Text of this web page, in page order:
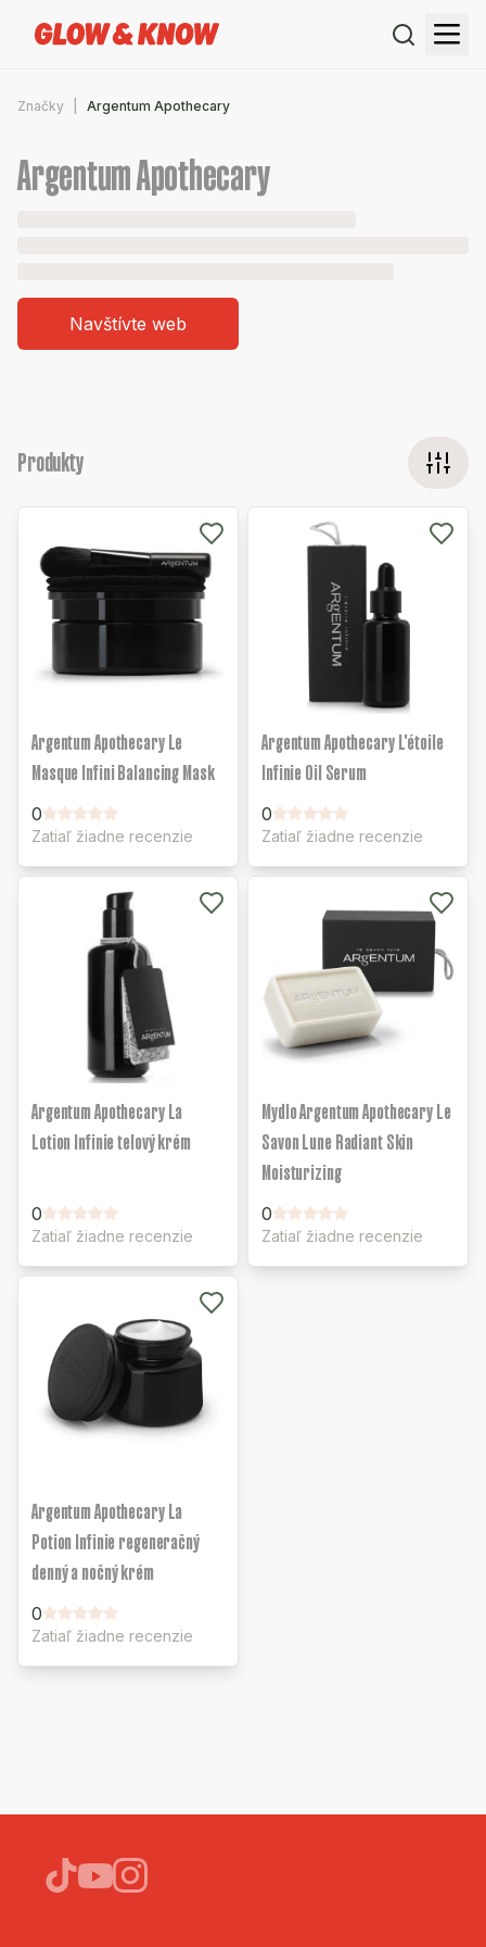
Značky Argentum Apothecary
Argentum Apothecary
Navštívte web
Produkty
Argentum Apothecary Le
Masque Infini Balancing Mask
0
Zatiaľ žiadne recenzie
Argentum Apothecary L'étoile
Infinie Oil Serum
0
Zatiaľ žiadne recenzie
Argentum Apothecary La
Lotion Infinie telový krém
0
Zatiaľ žiadne recenzie
Mydlo Argentum Apothecary Le
Savon Lune Radiant Skin
Moisturizing
0
Zatiaľ žiadne recenzie
Argentum Apothecary La
Potion Infinie regeneračný
denný a nočný krém
0
Zatiaľ žiadne recenzie